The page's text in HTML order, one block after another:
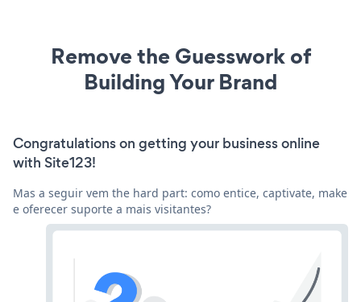
Remove the Guesswork of
Building Your Brand
Congratulations on getting your business online
with Site123!
Mas a seguir vem the hard part: como entice, captivate, make
e oferecer suporte a mais visitantes?